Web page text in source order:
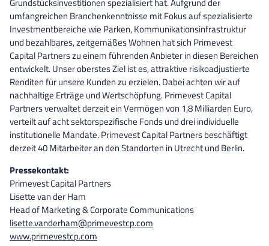
umfangreichen Branchenkenntnisse mit Fokus auf spezialisierte
Investmentbereiche wie Parken, Kommunikationsinfrastruktur
und bezahlbares, zeitgemäßes Wohnen hat sich Primevest
Capital Partners zu einem führenden Anbieter in diesen Bereichen
entwickelt. Unser oberstes Ziel ist es, attraktive risikoadjustierte
Renditen für unsere Kunden zu erzielen. Dabei achten wir auf
nachhaltige Erträge und Wertschöpfung. Primevest Capital
Partners verwaltet derzeit ein Vermögen von 1,8 Milliarden Euro,
verteilt auf acht sektorspezifische Fonds und drei individuelle
institutionelle Mandate. Primevest Capital Partners beschäftigt
derzeit 40 Mitarbeiter an den Standorten in Utrecht und Berlin.
Pressekontakt:
Primevest Capital Partners
Lisette van der Ham
Head of Marketing & Corporate Communications
lisette.vanderham@primevestcp.com
www.primevestcp.com